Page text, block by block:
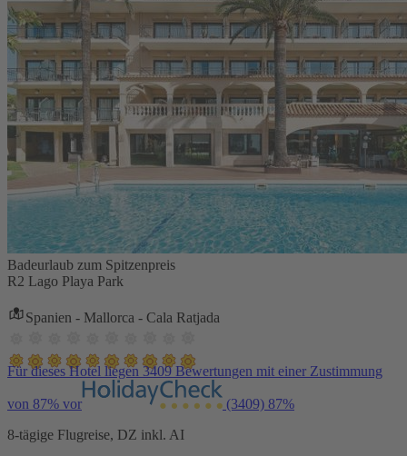
Badeurlaub zum Spitzenpreis
R2 Lago Playa Park
Spanien - Mallorca - Cala Ratjada
Für dieses Hotel liegen 3409 Bewertungen mit einer Zustimmung
von 87% vor (3409) 87%
8-tägige Flugreise, DZ inkl. AI